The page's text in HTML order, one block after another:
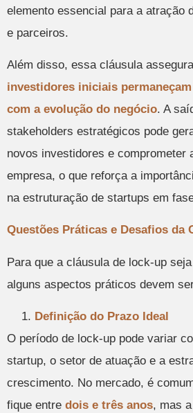
elemento essencial para a atração
e parceiros.
Além disso, essa cláusula
investidores iniciais
com a evolução do negócio. A
stakeholders estratégicos pode
novos investidores e comprometer
empresa, o que reforça a
na estruturação de startups em
Questões Práticas e Desafios da
Para que a cláusula de lock-up
alguns aspectos práticos devem
Definição do Prazo Ideal
O período de lock-up pode variar
startup, o setor de atuação e a
crescimento. No mercado, é
fique entre dois e três anos, mas